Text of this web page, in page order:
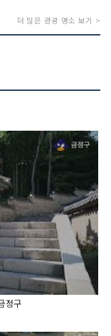
더 많은 관광 명소 보기 >
정구